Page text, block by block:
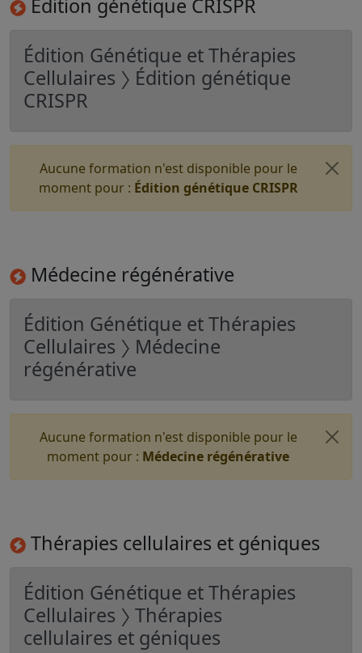
Édition génétique CRISPR
Édition Génétique et Thérapies
Cellulaires 〉 Édition génétique
CRISPR
Aucune formation n'est disponible pour le
moment pour : Édition génétique CRISPR
Médecine régénérative
Édition Génétique et Thérapies
Cellulaires 〉 Médecine
régénérative
Aucune formation n'est disponible pour le
moment pour : Médecine régénérative
Thérapies cellulaires et géniques
Édition Génétique et Thérapies
Cellulaires 〉 Thérapies
cellulaires et géniques